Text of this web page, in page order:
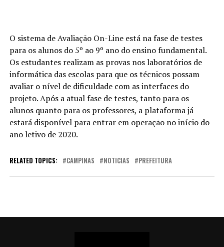
O sistema de Avaliação On-Line está na fase de testes
para os alunos do 5º ao 9º ano do ensino fundamental.
Os estudantes realizam as provas nos laboratórios de
informática das escolas para que os técnicos possam
avaliar o nível de dificuldade com as interfaces do
projeto. Após a atual fase de testes, tanto para os
alunos quanto para os professores, a plataforma já
estará disponível para entrar em operação no início do
ano letivo de 2020.
RELATED TOPICS: CAMPINAS NOTICIAS PREFEITURA